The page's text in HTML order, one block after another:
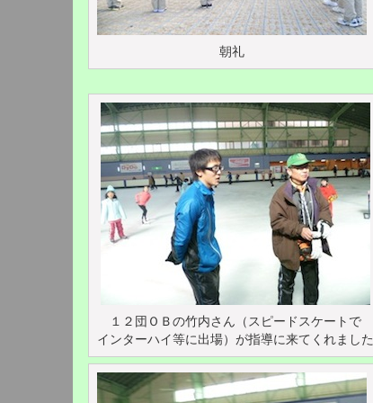
朝礼
１２団ＯＢの竹内さん（スピードスケートで
インターハイ等に出場）が指導に来てくれました